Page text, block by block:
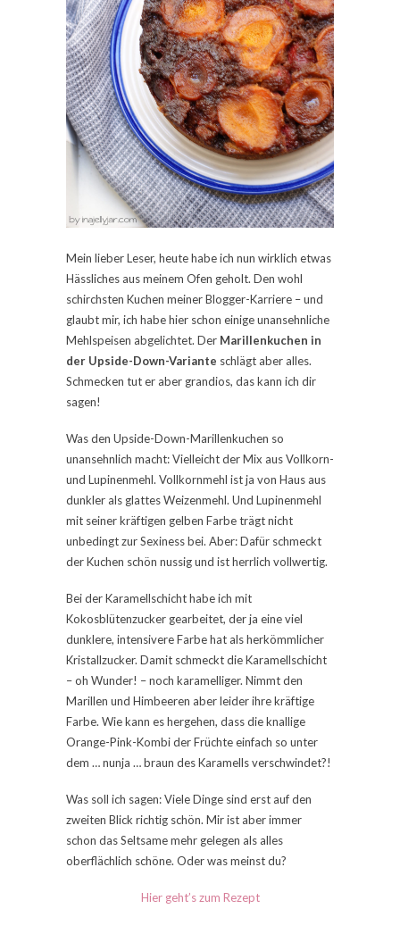
Mein lieber Leser, heute habe ich nun wirklich etwas
Hässliches aus meinem Ofen geholt. Den wohl
schirchsten Kuchen meiner Blogger-Karriere – und
glaubt mir, ich habe hier schon einige unansehnliche
Mehlspeisen abgelichtet. Der Marillenkuchen in
der Upside-Down-Variante schlägt aber alles.
Schmecken tut er aber grandios, das kann ich dir
sagen!
Was den Upside-Down-Marillenkuchen so
unansehnlich macht: Vielleicht der Mix aus Vollkorn-
und Lupinenmehl. Vollkornmehl ist ja von Haus aus
dunkler als glattes Weizenmehl. Und Lupinenmehl
mit seiner kräftigen gelben Farbe trägt nicht
unbedingt zur Sexiness bei. Aber: Dafür schmeckt
der Kuchen schön nussig und ist herrlich vollwertig.
Bei der Karamellschicht habe ich mit
Kokosblütenzucker gearbeitet, der ja eine viel
dunklere, intensivere Farbe hat als herkömmlicher
Kristallzucker. Damit schmeckt die Karamellschicht
– oh Wunder! – noch karamelliger. Nimmt den
Marillen und Himbeeren aber leider ihre kräftige
Farbe. Wie kann es hergehen, dass die knallige
Orange-Pink-Kombi der Früchte einfach so unter
dem … nunja … braun des Karamells verschwindet?!
Was soll ich sagen: Viele Dinge sind erst auf den
zweiten Blick richtig schön. Mir ist aber immer
schon das Seltsame mehr gelegen als alles
oberflächlich schöne. Oder was meinst du?
Hier geht’s zum Rezept